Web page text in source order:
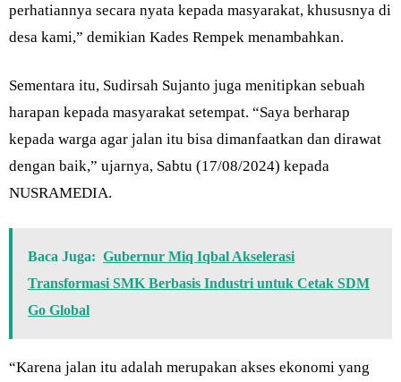
perhatiannya secara nyata kepada masyarakat, khususnya di
desa kami,” demikian Kades Rempek menambahkan.
Sementara itu, Sudirsah Sujanto juga menitipkan sebuah
harapan kepada masyarakat setempat. “Saya berharap
kepada warga agar jalan itu bisa dimanfaatkan dan dirawat
dengan baik,” ujarnya, Sabtu (17/08/2024) kepada
NUSRAMEDIA.
Baca Juga: Gubernur Miq Iqbal Akselerasi
Transformasi SMK Berbasis Industri untuk Cetak SDM
Go Global
“Karena jalan itu adalah merupakan akses ekonomi yang